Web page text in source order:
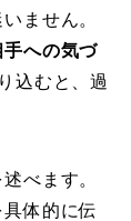
ません。
手への気づ
込むと、過
べます。
体的に伝